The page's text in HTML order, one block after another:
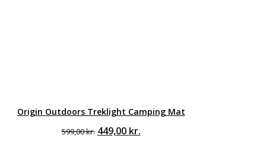
Origin Outdoors Treklight Camping Mat
599,00kr. Den
449,00 kr.Den